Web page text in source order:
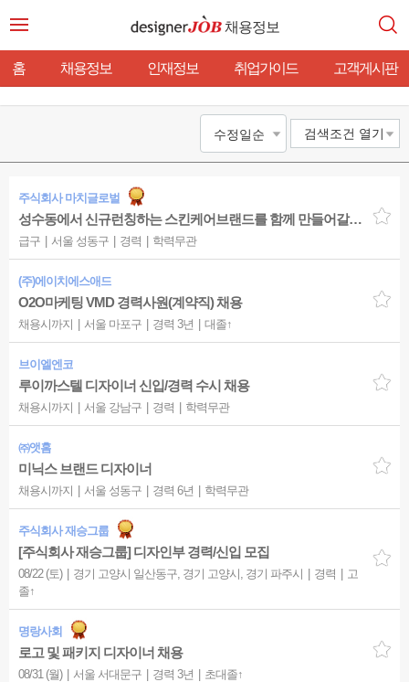
채용정보
홈 채용정보 인재정보 취업가이드 고객게시판
검색조건 열기
주식회사 마치글로벌
성수동에서 신규런칭하는 스킨케어브랜드를 함께 만들어갈 디자이너를 찾고 있습니다.0-4년
급구 서울 성동구 경력 학력무관
(주)에이치에스애드
O2O마케팅 VMD 경력사원(계약직) 채용
채용시까지 서울 마포구 경력 3년 대졸↑
브이엘엔코
루이까스텔 디자이너 신입/경력 수시 채용
채용시까지 서울 강남구 경력 학력무관
㈜앳홈
미닉스 브랜드 디자이너
채용시까지 서울 성동구 경력 6년 학력무관
주식회사 재승그룹
[주식회사 재승그룹] 디자인부 경력/신입 모집
08/22 (토) 경기 고양시 일산동구, 경기 고양시, 경기 파주시 경력
고
졸↑
명랑사회
로고 및 패키지 디자이너 채용
08/31 (월) 서울 서대문구 경력 3년 초대졸↑